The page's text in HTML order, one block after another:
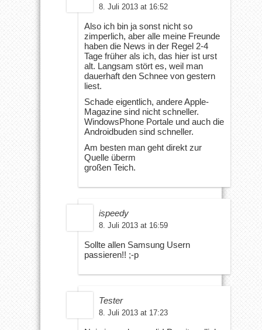
8. Juli 2013 at 16:52
Also ich bin ja sonst nicht so
zimperlich, aber alle meine Freunde
haben die News in der Regel 2-4
Tage früher als ich, das hier ist urst
alt. Langsam stört es, weil man
dauerhaft den Schnee von gestern
liest.
Schade eigentlich, andere Apple-
Magazine sind nicht schneller.
WindowsPhone Portale und auch die
Androidbuden sind schneller.
Am besten man geht direkt zur
Quelle überm
großen Teich.
ispeedy
8. Juli 2013 at 16:59
Sollte allen Samsung Usern
passieren!! ;-p
Tester
8. Juli 2013 at 17:23